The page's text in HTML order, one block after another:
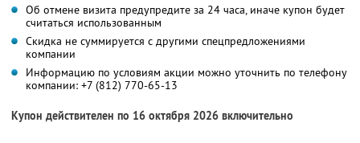
Об отмене визита предупредите за 24 часа, иначе купон будет
считаться использованным
Скидка не суммируется с другими спецпредложениями
компании
Информацию по условиям акции можно уточнить по телефону
компании: +7 (812) 770-65-13
Купон действителен по 16 октября 2026 включительно